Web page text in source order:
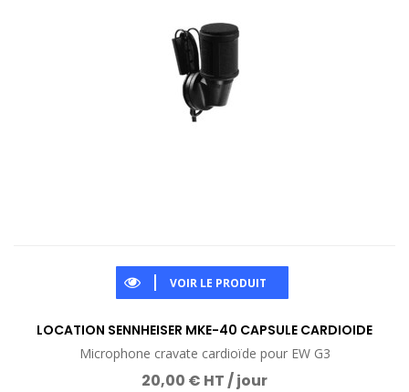
VOIR LE PRODUIT
LOCATION SENNHEISER MKE-40 CAPSULE CARDIOIDE
Microphone cravate cardioïde pour EW G3
20,00 € HT / jour